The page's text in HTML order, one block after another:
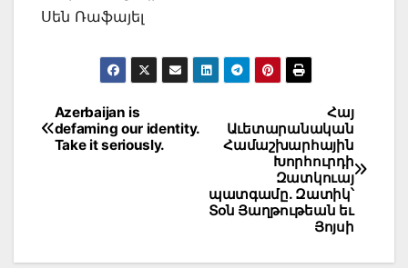
Սեն Ռաֆայել
Post
navigation
Հայ
Աւետարանական
Համաշխարհային
Խորհուրդի
Զատկուայ
պատգամը. Զատիկ՝
Տօն Յաղթութեան եւ
Յոյսի
Azerbaijan is
defaming our identity.
Take it seriously.